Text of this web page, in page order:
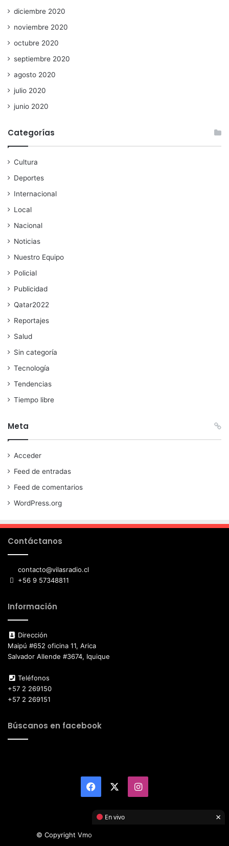
diciembre 2020
noviembre 2020
octubre 2020
septiembre 2020
agosto 2020
julio 2020
junio 2020
Categorías
Cultura
Deportes
Internacional
Local
Nacional
Noticias
Nuestro Equipo
Policial
Publicidad
Qatar2022
Reportajes
Salud
Sin categoría
Tecnología
Tendencias
Tiempo libre
Meta
Acceder
Feed de entradas
Feed de comentarios
WordPress.org
Contáctanos
contacto@vilasradio.cl
+56 9 57348811
Información
Dirección
Maipú #652 oficina 11, Arica
Salvador Allende #3674, Iquique
Teléfonos
+57 2 269150
+57 2 269151
Búscanos en facebook
Facebook Instagram
© Copyright Vmotor TI 2026, All Rights Reserved
En vivo ×